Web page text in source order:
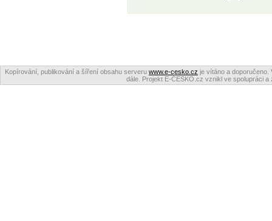
Kopírování, publikování a šíření obsahu serveru www.e-cesko.cz je vítáno a doporučeno.
dále. Projekt E-ČESKO.cz vznikl ve spolupráci